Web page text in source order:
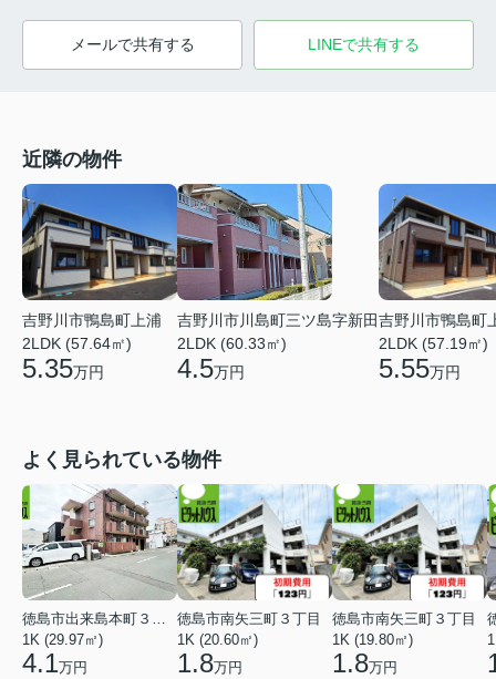
メールで共有する LINEで共有する
近隣の物件
吉野川市鴨島町上浦
2LDK (57.64㎡)
5.35万円
吉野川市川島町三ツ島字新田
2LDK (60.33㎡)
4.5万円
吉野川市鴨島町
2LDK (57.19㎡)
5.55万円
よく見られている物件
1K (29.97㎡)
4.1万円
徳島市南矢三町３丁目
1K (20.60㎡)
1.8万円
徳島市南矢三町３丁目
1K (19.80㎡)
1.8万円